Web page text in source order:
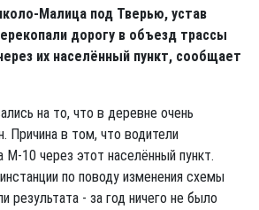
Малица под Тверью, устав
дорогу в объезд трассы
их населённый пункт, сообщает
на то, что в деревне очень
Причина в том, что водители
10 через этот населённый пункт.
по поводу изменения схемы
результата - за год ничего не было